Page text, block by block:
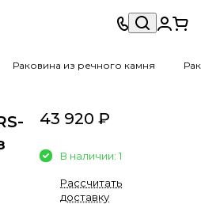
Раковина из речного камня
43 920 ₽
В наличии: 1
Рассчитать
доставку